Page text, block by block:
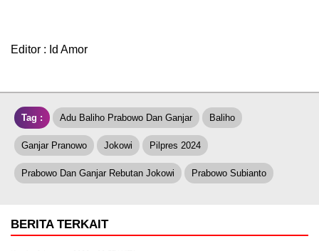
Editor : Id Amor
Tag : Adu Baliho Prabowo Dan Ganjar Baliho
Ganjar Pranowo Jokowi Pilpres 2024
Prabowo Dan Ganjar Rebutan Jokowi Prabowo Subianto
BERITA TERKAIT